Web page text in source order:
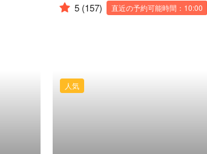
5 (157) 直近の予約可能時間：10:00
人気